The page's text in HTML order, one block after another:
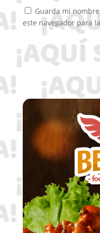
Guarda mi
este navegador para